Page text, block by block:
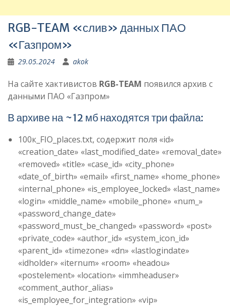
RGB-TEAM «слив» данных ПАО
«Газпром»
29.05.2024 akok
На сайте хактивистов RGB-TEAM появился архив с
данными ПАО «Газпром»
В архиве на ~12 мб находятся три файла:
100к_FIO_places.txt, содержит поля «id»
«creation_date» «last_modified_date» «removal_date»
«removed» «title» «case_id» «city_phone»
«date_of_birth» «email» «first_name» «home_phone»
«internal_phone» «is_employee_locked» «last_name»
«login» «middle_name» «mobile_phone» «num_»
«password_change_date»
«password_must_be_changed» «password» «post»
«private_code» «author_id» «system_icon_id»
«parent_id» «timezone» «dn» «lastlogindate»
«idholder» «iternum» «room» «headou»
«postelement» «location» «immheaduser»
«comment_author_alias»
«is_employee_for_integration» «vip»